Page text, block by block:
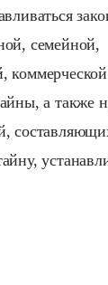
семейной,
а также